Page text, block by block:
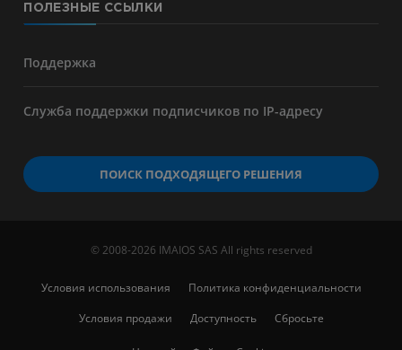
ПОЛЕЗНЫЕ ССЫЛКИ
Поддержка
Служба поддержки подписчиков по IP-адресу
ПОИСК ПОДХОДЯЩЕГО РЕШЕНИЯ
© 2008-2026 IMAIOS SAS All rights reserved
Условия использования
Политика конфиденциальности
Условия продажи
Доступность Сбросьте